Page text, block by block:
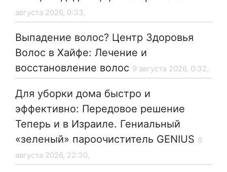
августа 2026, 0:33,
Выпадение волос? Центр Здоровья
Волос в Хайфе: Лечение и
восстановление волос 9 августа 2026, 0:32,
Для уборки дома быстро и
эффективно: Передовое решение
Теперь и в Израиле. Гениальный
«зеленый» пароочиститель GENIUS 8
августа 2026, 22:30,